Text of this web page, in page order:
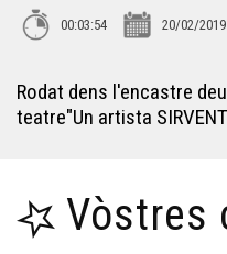
Terra Maire
Terra Maire
00:03:54 20/02/2019
Rodat dens l'encastre
teatre"Un artista
Vòstres